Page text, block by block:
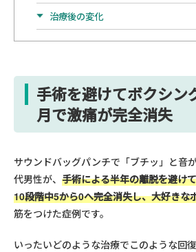
治療後の変化
手術を避けてボクシン
月で激痛が完全消失
サウンドバッグパンチで「ブチッ」と音
代男性が、 手術による半年の離脱を避け
10段階中5から0へ完全消失し、大好きな
筋をつけた症例です。
いったいどのような治療でこのような回